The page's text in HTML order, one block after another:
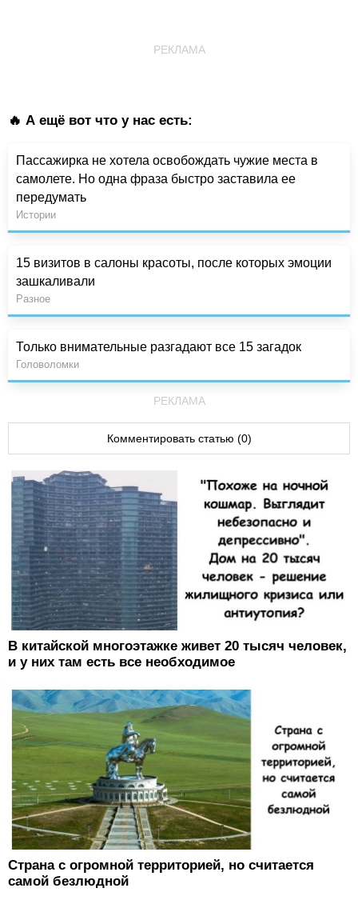
РЕКЛАМА
🔥 А ещё вот что у нас есть:
Пассажирка не хотела освобождать чужие места в
самолете. Но одна фраза быстро заставила ее
передумать
Истории
15 визитов в салоны красоты, после которых эмоции
зашкаливали
Разное
Только внимательные разгадают все 15 загадок
Головоломки
РЕКЛАМА
Комментировать статью (0)
В китайской многоэтажке живет 20 тысяч человек,
и у них там есть все необходимое
Страна с огромной территорией, но считается
самой безлюдной